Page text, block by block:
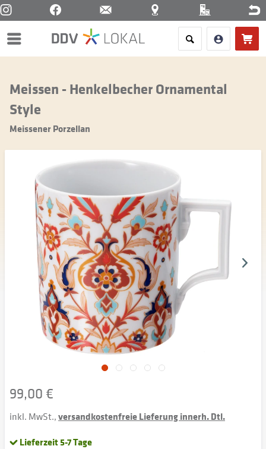
Menü
Meissen - Henkelbecher Ornamental
Style
Meissener Porzellan
99,00 €
inkl. MwSt.,versandkostenfreie Lieferung innerh. Dtl.
Lieferzeit 5-7 Tage